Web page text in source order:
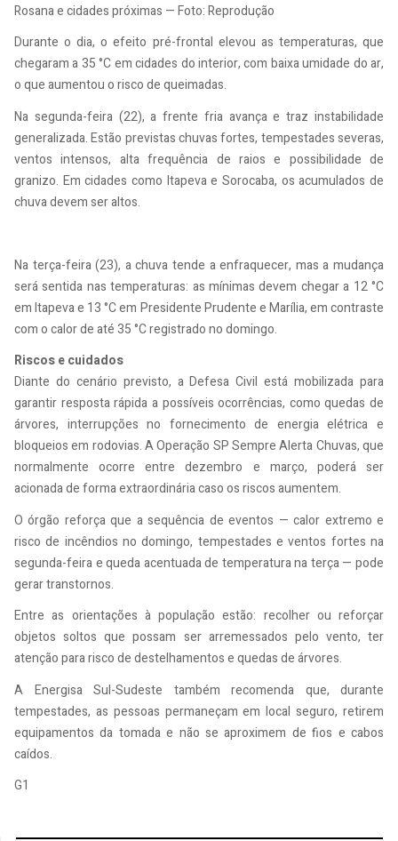
Rosana e cidades próximas — Foto: Reprodução
Durante o dia, o efeito pré-frontal elevou as temperaturas, que
chegaram a 35 °C em cidades do interior, com baixa umidade do ar,
o que aumentou o risco de queimadas.
Na segunda-feira (22), a frente fria avança e traz instabilidade
generalizada. Estão previstas chuvas fortes, tempestades severas,
ventos intensos, alta frequência de raios e possibilidade de
granizo. Em cidades como Itapeva e Sorocaba, os acumulados de
chuva devem ser altos.
Na terça-feira (23), a chuva tende a enfraquecer, mas a mudança
será sentida nas temperaturas: as mínimas devem chegar a 12 °C
em Itapeva e 13 °C em Presidente Prudente e Marília, em contraste
com o calor de até 35 °C registrado no domingo.
Riscos e cuidados
Diante do cenário previsto, a Defesa Civil está mobilizada para
garantir resposta rápida a possíveis ocorrências, como quedas de
árvores, interrupções no fornecimento de energia elétrica e
bloqueios em rodovias. A Operação SP Sempre Alerta Chuvas, que
normalmente ocorre entre dezembro e março, poderá ser
acionada de forma extraordinária caso os riscos aumentem.
O órgão reforça que a sequência de eventos — calor extremo e
risco de incêndios no domingo, tempestades e ventos fortes na
segunda-feira e queda acentuada de temperatura na terça — pode
gerar transtornos.
Entre as orientações à população estão: recolher ou reforçar
objetos soltos que possam ser arremessados pelo vento, ter
atenção para risco de destelhamentos e quedas de árvores.
A Energisa Sul-Sudeste também recomenda que, durante
tempestades, as pessoas permaneçam em local seguro, retirem
equipamentos da tomada e não se aproximem de fios e cabos
caídos.
G1